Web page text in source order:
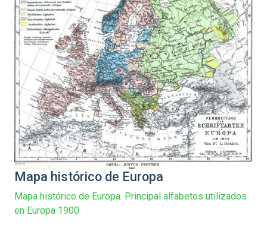
Mapa histórico de Europa
Mapa histórico de Europa. Principal alfabetos utilizados
en Europa 1900